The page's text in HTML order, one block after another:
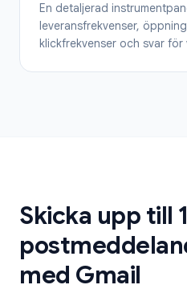
En detaljerad
leveransfrekvenser,
klickfrekvenser och svar för
Skicka upp till
med Gmail